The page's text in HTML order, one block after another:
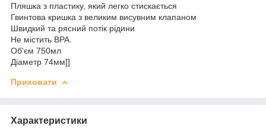
Пляшка з пластику, який легко стискається
Гвинтова кришка з великим висувним клапаном
Швидкий та рясний потік рідини
Не містить ВРА.
Об'єм 750мл
Діаметр 74мм]]
Приховати
Характеристики